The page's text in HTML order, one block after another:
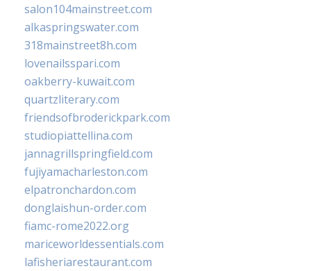
salon104mainstreet.com
alkaspringswater.com
318mainstreet8h.com
lovenailsspari.com
oakberry-kuwait.com
quartzliterary.com
friendsofbroderickpark.com
studiopiattellina.com
jannagrillspringfield.com
fujiyamacharleston.com
elpatronchardon.com
donglaishun-order.com
fiamc-rome2022.org
mariceworldessentials.com
lafisheriarestaurant.com